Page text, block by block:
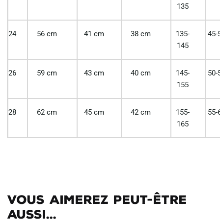
135
24 56 cm 41 cm 38 cm
135-
145
45-
26 59 cm 43 cm 40 cm
145-
155
50-
28 62 cm 45 cm 42 cm
155-
165
55-
Vous aimerez peut-être
aussi...